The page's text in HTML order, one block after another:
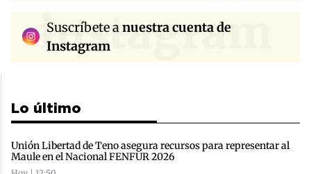
instagram
Suscríbete a nuestra cuenta de
Instagram
Lo último
Unión Libertad de Teno asegura recursos para representar al
Maule en el Nacional FENFUR 2026